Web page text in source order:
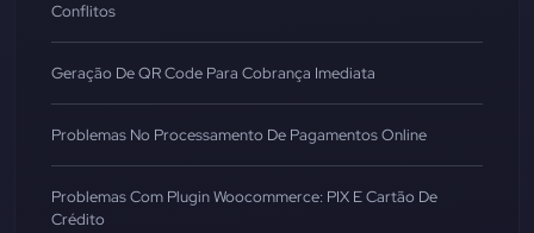
Conflitos
Geração De QR Code Para Cobrança Imediata
Problemas No Processamento De Pagamentos Online
Problemas Com Plugin Woocommerce: PIX E Cartão De
Crédito